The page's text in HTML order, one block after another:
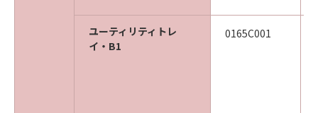
ユーティリティトレ
イ・B1
0165C001